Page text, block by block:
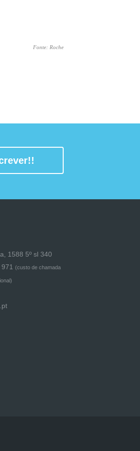
Fonte: Roche
1588 5º sl 340
(custo de chamada